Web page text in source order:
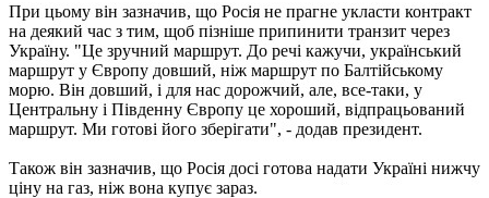
При цьому він зазначив, що Росія не прагне укласти контракт
на деякий час з тим, щоб пізніше припинити транзит через
Україну. "Це зручний маршрут. До речі кажучи, український
маршрут у Європу довший, ніж маршрут по Балтійському
морю. Він довший, і для нас дорожчий, але, все-таки, у
Центральну і Південну Європу це хороший, відпрацьований
маршрут. Ми готові його зберігати", - додав президент.
Також він зазначив, що Росія досі готова надати Україні нижчу
ціну на газ, ніж вона купує зараз.